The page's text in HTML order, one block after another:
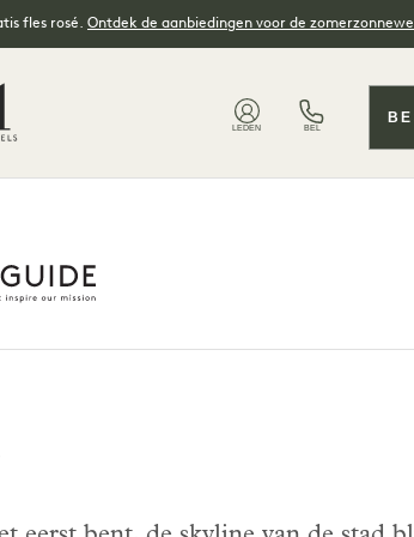
fles rosé. Ontdek de aanbiedingen voor de
LEDEN BEL